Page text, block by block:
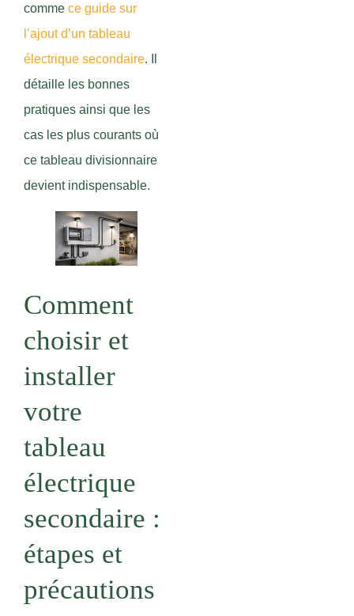
comme ce guide sur
l’ajout d’un tableau
électrique secondaire. Il
détaille les bonnes
pratiques ainsi que les
cas les plus courants où
ce tableau divisionnaire
devient indispensable.
Comment
choisir et
installer
votre
tableau
électrique
secondaire :
étapes et
précautions